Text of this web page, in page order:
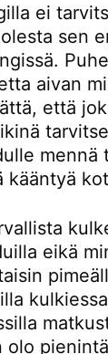
ei
sen
aivan
että
mennä
kääntyä
eikä
olo